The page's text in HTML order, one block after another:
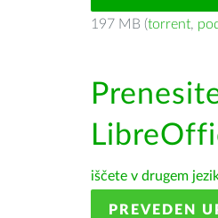
197 MB (torrent,
iščete v drugem
PREVEDEN